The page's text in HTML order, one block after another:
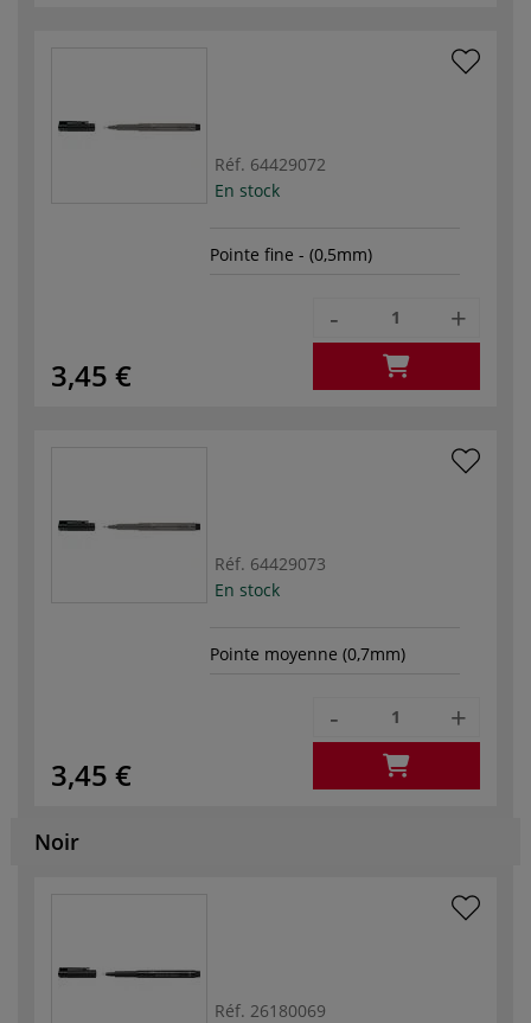
Réf. 64429072
En stock
Pointe fine - (0,5mm)
3,45 €
- +
Réf. 64429073
En stock
Pointe moyenne (0,7mm)
3,45 €
- +
Noir
Réf. 26180069